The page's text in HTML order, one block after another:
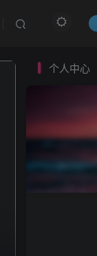
个人中心